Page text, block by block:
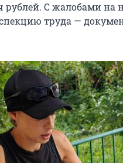
рублей. С жалобами на
труда —